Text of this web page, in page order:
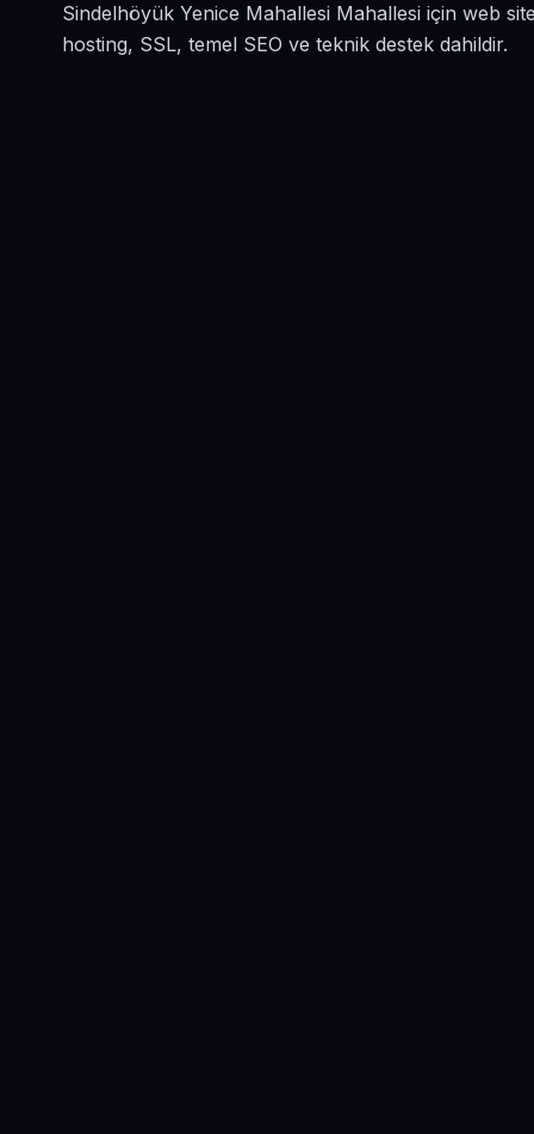
Sindelhöyük Yenice Mahallesi Mahallesi için web
hosting, SSL, temel SEO ve teknik destek dahildir.